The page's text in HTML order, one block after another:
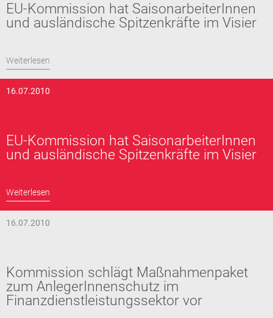
EU-Kommission hat SaisonarbeiterInnen
und ausländische Spitzenkräfte im Visier
Weiterlesen
16.07.2010
EU-Kommission hat SaisonarbeiterInnen
und ausländische Spitzenkräfte im Visier
Weiterlesen
16.07.2010
Kommission schlägt Maßnahmenpaket
zum AnlegerInnenschutz im
Finanzdienstleistungssektor vor